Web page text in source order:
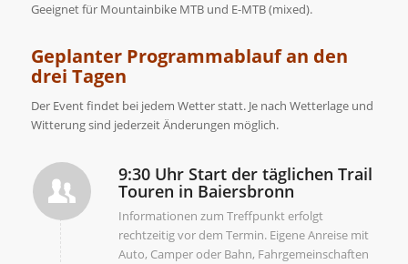
Geeignet für Mountainbike MTB und E-MTB (mixed).
Geplanter Programmablauf an den
drei Tagen
Der Event findet bei jedem Wetter statt. Je nach Wetterlage und
Witterung sind jederzeit Änderungen möglich.
9:30 Uhr Start der täglichen Trail
Touren in Baiersbronn
Informationen zum Treffpunkt erfolgt
rechtzeitig vor dem Termin. Eigene Anreise mit
Auto, Camper oder Bahn, Fahrgemeinschaften